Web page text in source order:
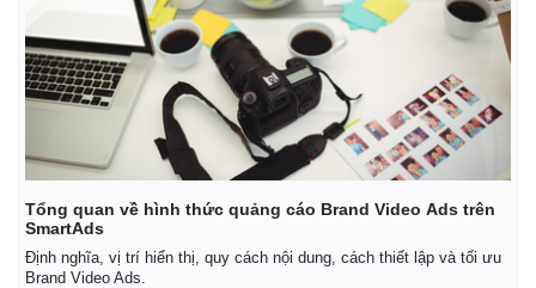
Tổng quan về hình thức quảng cáo Brand Video Ads trên
SmartAds
Định nghĩa, vị trí hiển thị, quy cách nội dung, cách thiết lập và tối ưu
Brand Video Ads.